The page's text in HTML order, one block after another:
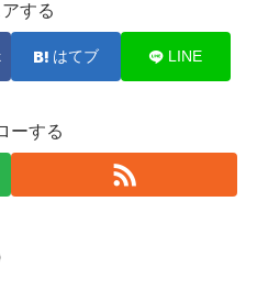
する
はてブ LINE
ーする